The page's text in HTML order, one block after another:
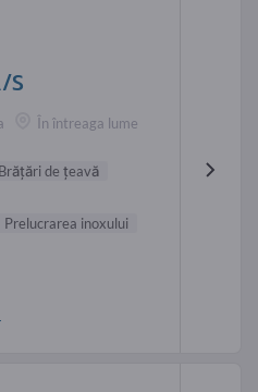
S
În întreaga lume
Brăţări de ţeavă
Prelucrarea inoxului